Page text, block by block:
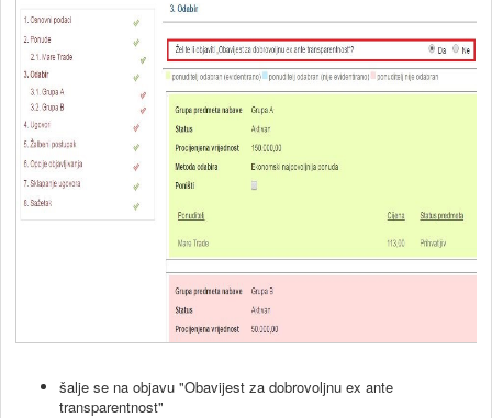
šalje se na objavu "Obavijest za dobrovoljnu ex ante
transparentnost"